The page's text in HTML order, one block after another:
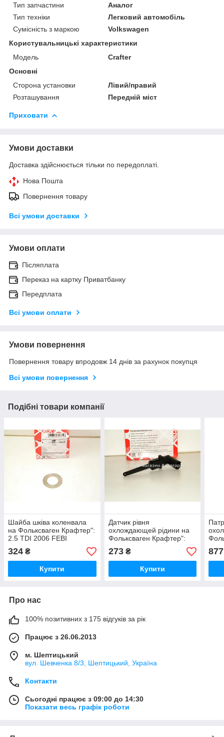
Тип запчастини
Аналог
Тип техніки
Легковий автомобіль
Сумісність з маркою
Volkswagen
Користувальницькі характеристики
Модель
Crafter
Основні
Сторона установки
Лівий/правий
Розташування
Передній міст
Приховати
Умови доставки
Доставка здійснюється тільки по передоплаті.
Нова Пошта
Повернення товару
Всі умови доставки
Умови оплати
Післяплата
Переказ на картку Приватбанку
Передплата
Всі умови оплати
Умови повернення
Повернення товару впродовж 14 днів за рахунок покупця
Всі умови повернення
Подібні товари компанії
Шайба шківа коленвала
на Фольксваген Крафтер":
2.5 TDI 2006 FEBI
BILSTEIN (Німеччина)
31815
324 ₴
Купити
Датчик рівня
охлождающей рідини на
Фольксваген Крафтер":
2.0 TDI+2.5 TDI FEBI
BILSTEIN (Німеччина)
37648
273₴
Купити
TDI
877
Про нас
100% позитивних з 175 відгуків за рік
Працює з 26.06.2013
м. Шептицький
вул. Шевченка 8/3, Шептицький, Україна
Контакти
Сьогодні працює з 09:00 до 14:30
Показати весь графік роботи